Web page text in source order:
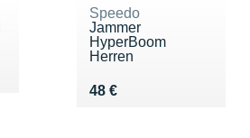
Speedo
Jammer
HyperBoom
Herren
48 €
Vendu 48 €